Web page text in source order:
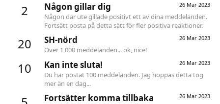
2 26 Mar 2023
Någon gillar dig
Någon där ute gillade positivt ett av dina meddelanden.
Fortsätt posta på detta sätt för fler positiva reaktioner.
20 26 Mar 2023
SH-nörd
Över 1,000 meddelanden... ok, nice!
10 26 Mar 2023
Kan inte sluta!
Du har postat 100 meddelanden. Jag hoppas detta tog
mer än en dag...
26 Mar 2023
Fortsätter komma tillbaka